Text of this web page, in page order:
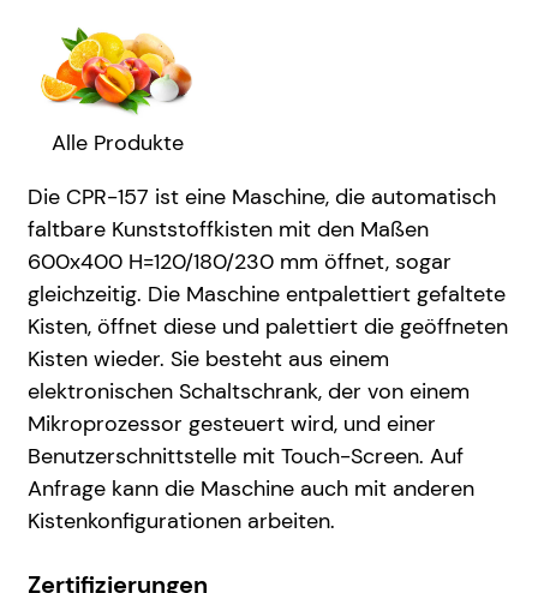
Alle Produkte
Die CPR-157 ist eine Maschine, die automatisch
faltbare Kunststoffkisten mit den Maßen
600x400 H=120/180/230 mm öffnet, sogar
gleichzeitig. Die Maschine entpalettiert gefaltete
Kisten, öffnet diese und palettiert die geöffneten
Kisten wieder. Sie besteht aus einem
elektronischen Schaltschrank, der von einem
Mikroprozessor gesteuert wird, und einer
Benutzerschnittstelle mit Touch-Screen. Auf
Anfrage kann die Maschine auch mit anderen
Kistenkonfigurationen arbeiten.
Zertifizierungen